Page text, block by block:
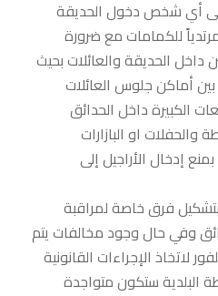
أي شخص دخول الحديقة
للكمامات مع ضرورة
داخل الحديقة والعائلات بحيث
أماكن جلوس العائلات
الكبيرة داخل الحدائق
والحفلات او البازارات
إدخال الأراجيل إلى
بتشكيل فرق خاصة لمراقبة
وفي حال وجود مخالفات يتم
لاتخاذ الإجراءات القانونية
البلدية ستكون متواجدة